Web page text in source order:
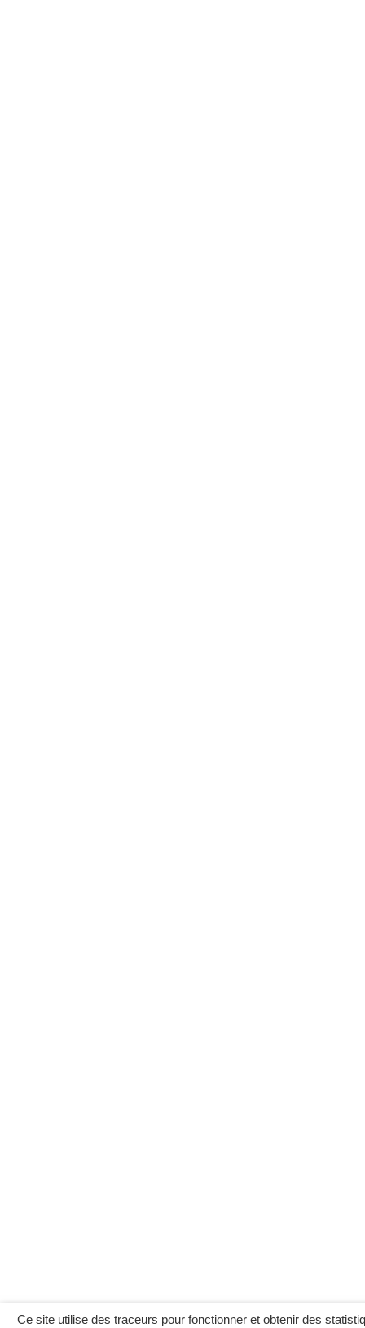
Ce site utilise des traceurs pour fonctionner et obtenir des